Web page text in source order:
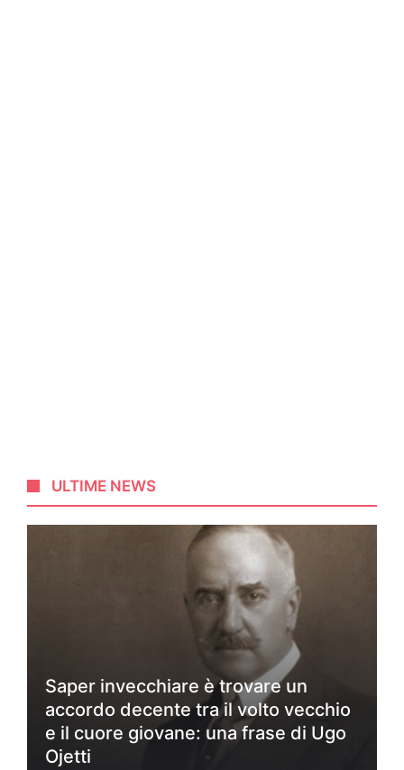
ULTIME NEWS
Saper invecchiare è trovare un
accordo decente tra il volto vecchio
e il cuore giovane: una frase di Ugo
Ojetti